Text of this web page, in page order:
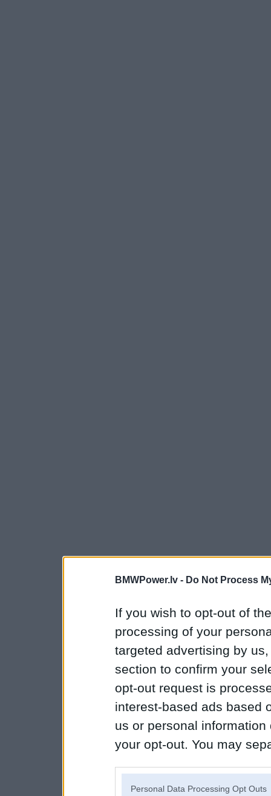
BMWPower.lv - Do Not Process
If you wish to opt-out of
processing of your
targeted advertising by
section to confirm your
opt-out request is
interest-based ads based
us or personal
your opt-out. You may
Personal Data Processing Opt Outs